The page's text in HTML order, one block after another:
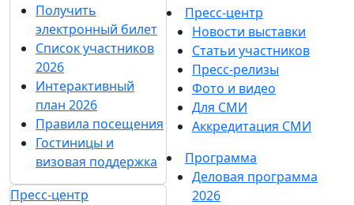
Получить
электронный билет
Список участников
2026
Интерактивный
план 2026
Правила посещения
Гостиницы и
визовая поддержка
Пресс-центр
Пресс-центр
Новости выставки
Статьи участников
Пресс-релизы
Фото и видео
Для СМИ
Аккредитация СМИ
Программа
Деловая программа
2026